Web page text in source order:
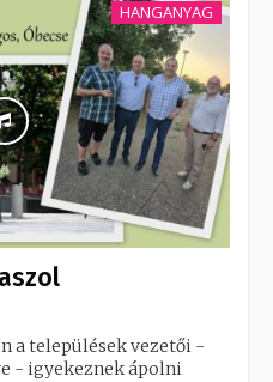
HANGANYAG
a települések vezetői -
- igyekeznek ápolni